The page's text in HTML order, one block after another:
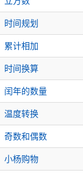
时间规划
累计相加
时间换算
闰年的数量
温度转换
奇数和偶数
小杨购物